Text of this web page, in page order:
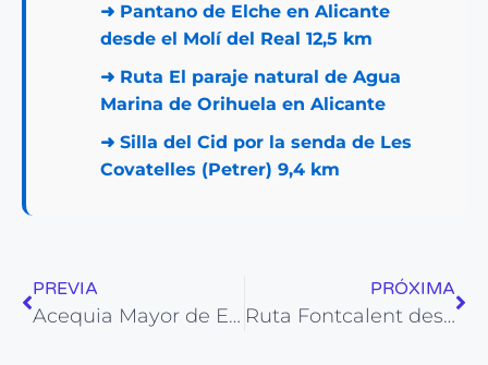
➜ Pantano de Elche en Alicante
desde el Molí del Real 12,5 km
➜ Ruta El paraje natural de Agua
Marina de Orihuela en Alicante
➜ Silla del Cid por la senda de Les
Covatelles (Petrer) 9,4 km
PREVIA
Acequia Mayor de Elche y Presa del Pantano
PRÓXIMA
Ruta Fontcalent desde el centro penitenciario (Alicante) 8,5 km